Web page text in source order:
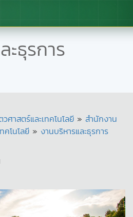
ะธุรการ
ศาสตร์และเทคโนโลยี » สำนักงาน
โนโลยี » งานบริหารและธุรการ